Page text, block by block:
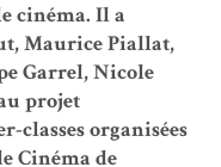
cinéma. Il a
Maurice Piallat,
Garrel, Nicole
projet
classes organisées
Cinéma de